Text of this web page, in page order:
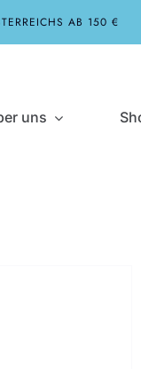
AB 150 €
uns